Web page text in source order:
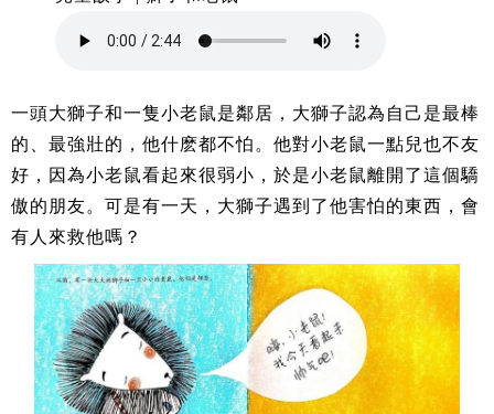
一頭大獅子和一隻小老鼠是鄰居，大獅子認為自己是最棒
的、最強壯的，他什麽都不怕。他對小老鼠一點兒也不友
好，因為小老鼠看起來很弱小，於是小老鼠離開了這個驕
傲的朋友。可是有一天，大獅子遇到了他害怕的東西，會
有人來救他嗎？